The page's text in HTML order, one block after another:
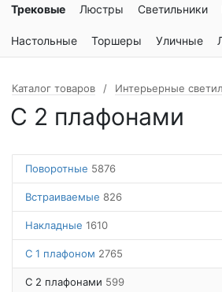
Трековые Люстры Светильники
Настольные Торшеры Уличные
Каталог товаров Интерьерные
С 2 плафонами
Поворотные 5876
Встраиваемые 826
Накладные 1610
С 1 плафоном 2765
С 2 плафонами 599